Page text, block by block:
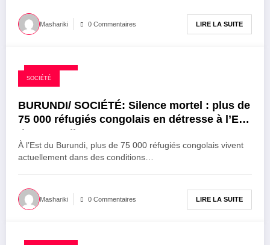
Mashariki 0 Commentaires LIRE LA SUITE
26 août 2025
SOCIÉTÉ
BURUNDI/ SOCIÉTÉ: Silence mortel : plus de
75 000 réfugiés congolais en détresse à l’Est
du Burundi
À l’Est du Burundi, plus de 75 000 réfugiés congolais vivent
actuellement dans des conditions…
Mashariki 0 Commentaires LIRE LA SUITE